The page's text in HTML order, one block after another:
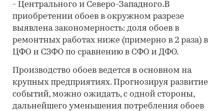
- Центрального и Северо-Западного.В
приобретении обоев в окружном разрезе
выявлена закономерность: доля обоев в
ремонтных работах ниже (примерно в 2 раза) в
ЦФО и СЗФО по сравнению в СФО и ДФО.
Производство обоев ведется в основном на
крупных предприятиях. Прогнозируя развитие
событий, можно ожидать, с одной стороны,
дальнейшего уменьшения потребления обоев